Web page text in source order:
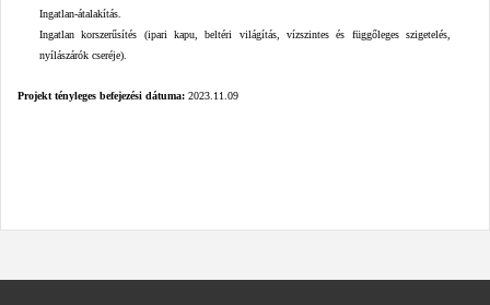
Ingatlan-átalakítás.
Ingatlan korszerűsítés (ipari kapu, beltéri világítás, vízszintes és függőleges szigetelés,
nyílászárók cseréje).
Projekt tényleges befejezési dátuma: 2023.11.09